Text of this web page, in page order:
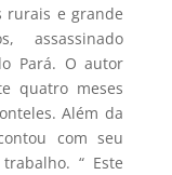
rurais e grande
assassinado
Pará. O autor
quatro meses
Além da
com seu
“ Este